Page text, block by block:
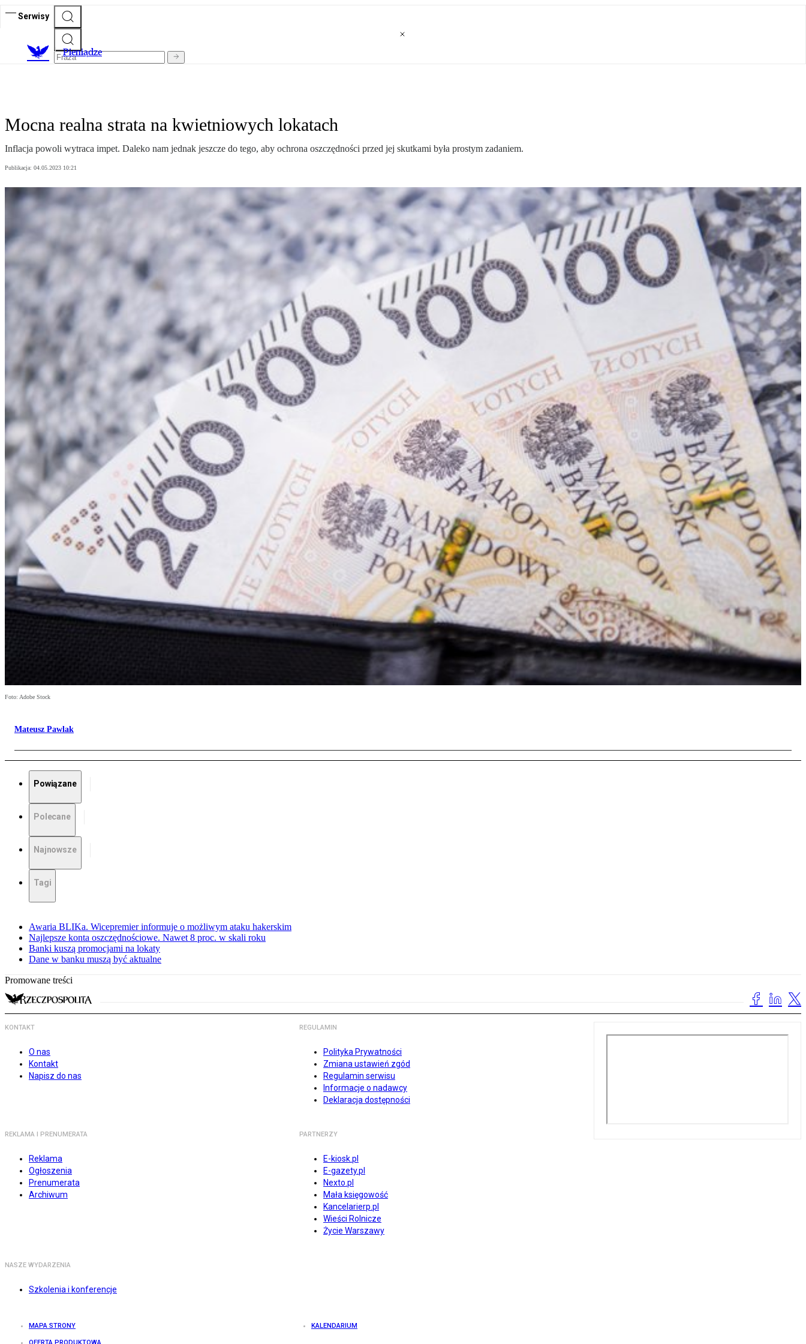
Serwisy
Pieniądze
Mocna realna strata na kwietniowych lokatach
Inflacja powoli wytraca impet. Daleko nam jednak jeszcze do tego, aby ochrona oszczędności przed jej skutkami była prostym zadaniem.
Publikacja: 04.05.2023 10:21
Foto: Adobe Stock
Mateusz Pawlak
Powiązane
Polecane
Najnowsze
Tagi
Awaria BLIKa. Wicepremier informuje o możliwym ataku hakerskim
Najlepsze konta oszczędnościowe. Nawet 8 proc. w skali roku
Banki kuszą promocjami na lokaty
Dane w banku muszą być aktualne
Promowane treści
KONTAKT
O nas
Kontakt
Napisz do nas
REGULAMIN
Polityka Prywatności
Zmiana ustawień zgód
Regulamin serwisu
Informacje o nadawcy
Deklaracja dostępności
REKLAMA I PRENUMERATA
Reklama
Ogłoszenia
Prenumerata
Archiwum
PARTNERZY
E-kiosk.pl
E-gazety.pl
Nexto.pl
Mała księgowość
Kancelarierp.pl
Wieści Rolnicze
Życie Warszawy
NASZE WYDARZENIA
Szkolenia i konferencje
MAPA STRONY KALENDARIUM